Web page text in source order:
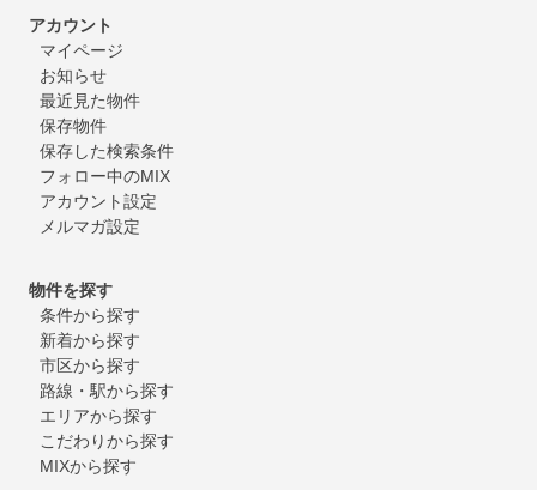
アカウント
マイページ
お知らせ
最近見た物件
保存物件
保存した検索条件
フォロー中のMIX
アカウント設定
メルマガ設定
物件を探す
条件から探す
新着から探す
市区から探す
路線・駅から探す
エリアから探す
こだわりから探す
MIXから探す